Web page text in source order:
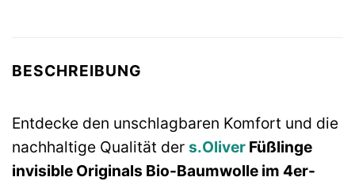
BESCHREIBUNG
Entdecke den unschlagbaren Komfort und die
nachhaltige Qualität der s.Oliver Füßlinge
invisible Originals Bio-Baumwolle im 4er-